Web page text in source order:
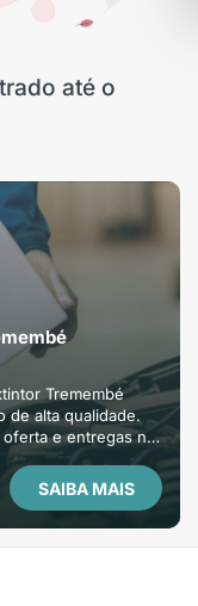
até o
Tremembé
de alta qualidade.
e entregas na
SAIBA MAIS